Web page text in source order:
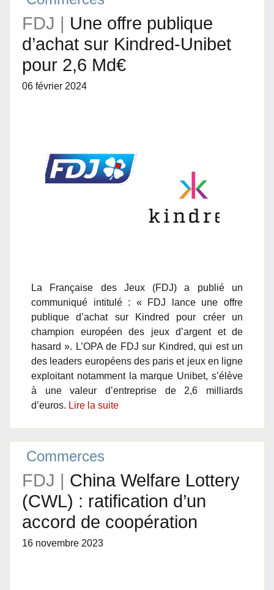
FDJ | Une offre publique
d’achat sur Kindred-Unibet
pour 2,6 Md€
06 février 2024
La Française des Jeux (FDJ) a publié un
communiqué intitulé : « FDJ lance une offre
publique d’achat sur Kindred pour créer un
champion européen des jeux d’argent et de
hasard ». L’OPA de FDJ sur Kindred, qui est un
des leaders européens des paris et jeux en ligne
exploitant notamment la marque Unibet, s’élève
à une valeur d’entreprise de 2,6 milliards
d’euros. Lire la suite
Commerces
FDJ | China Welfare Lottery
(CWL) : ratification d’un
accord de coopération
16 novembre 2023